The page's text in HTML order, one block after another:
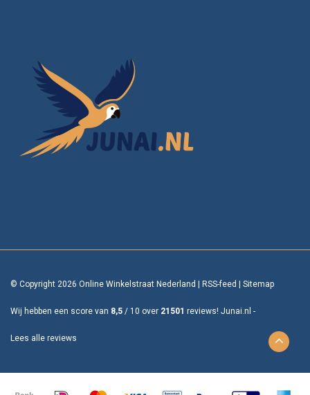
© Copyright 2026 Online Winkelstraat Nederland RSS-feed Sitemap
Wij hebben een score van 8,5 / 10 over 21501 reviews! Junai.nl -
Lees alle reviews